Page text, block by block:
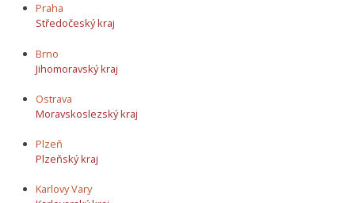
Praha
Středočeský kraj
Brno
Jihomoravský kraj
Ostrava
Moravskoslezský kraj
Plzeň
Plzeňský kraj
Karlovy Vary